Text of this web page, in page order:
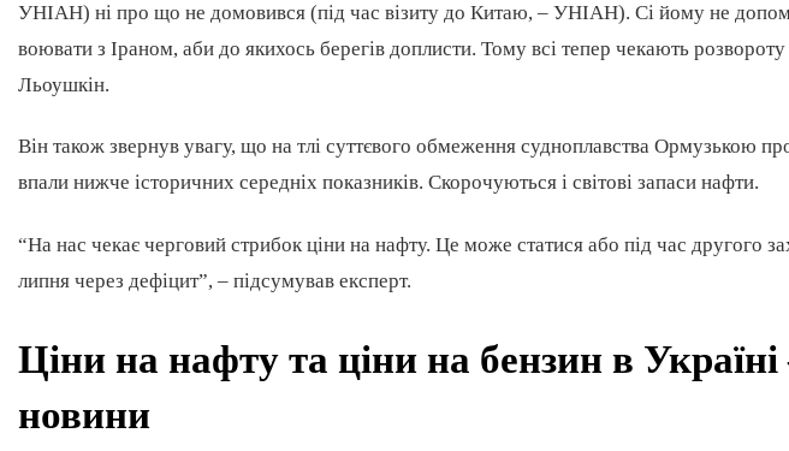
УНІАН) ні про що не домовився (під час візиту до Китаю, – УНІАН). Сі йому не
воювати з Іраном, аби до якихось берегів доплисти. Тому всі тепер чекають
Льоушкін.
Він також звернув увагу, що на тлі суттєвого обмеження судноплавства Ормузькою
впали нижче історичних середніх показників. Скорочуються і світові запаси нафти.
“На нас чекає черговий стрибок ціни на нафту. Це може статися або під час другого
липня через дефіцит”, – підсумував експерт.
Ціни на нафту та ціни на бензин в Україні
новини